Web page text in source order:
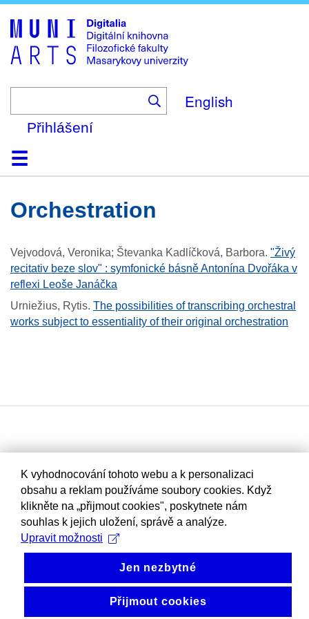
to
main
content
English
Přihlášení
DomůKolekce
Prohlížení
Vyhledávání
O platformě
Nápověda
KontaktDigitalia
orchestration
Vejvodová, Veronika; Števanka Kadlíčková, Barbora. "Živý
recitativ beze slov" : symfonické básně Antonína Dvořáka v
reflexi Leoše Janáčka
Urniežius, Rytis. The possibilities of transcribing orchestral
works subject to essentiality of their original orchestration
K vyhodnocování tohoto webu a k personalizaci
obsahu a reklam používáme soubory cookies. Když
klikněte na „přijmout cookies", poskytnete nám
souhlas k jejich uložení, správě a analýze.
Upravit možnosti
Jen nezbytné
Přijmout cookies